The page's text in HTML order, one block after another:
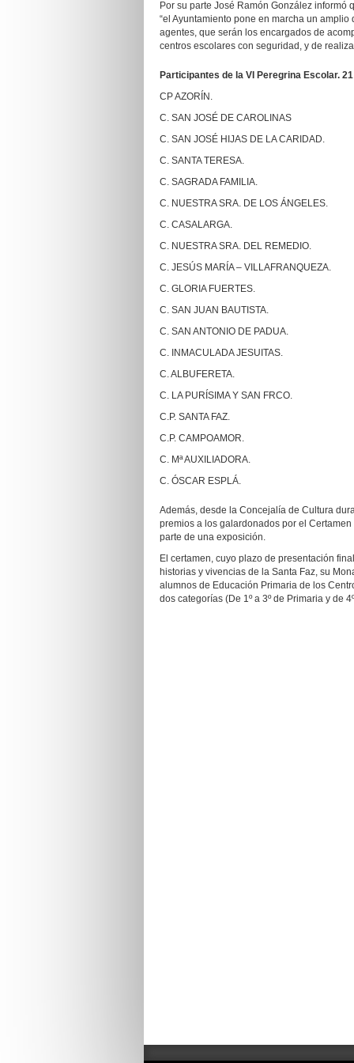
Por su parte José Ramón González
“el Ayuntamiento pone en marcha un
agentes, que serán los encargados de
centros escolares con seguridad, y de
Participantes de la VI Peregrina Escolar.
CP AZORÍN.
C. SAN JOSÉ DE CAROLINAS
C. SAN JOSÉ HIJAS DE LA CARIDAD.
C. SANTA TERESA.
C. SAGRADA FAMILIA.
C. NUESTRA SRA. DE LOS ÁNGELES.
C. CASALARGA.
C. NUESTRA SRA. DEL REMEDIO.
C. JESÚS MARÍA – VILLAFRANQUEZA.
C. GLORIA FUERTES.
C. SAN JUAN BAUTISTA.
C. SAN ANTONIO DE PADUA.
C. INMACULADA JESUITAS.
C. ALBUFERETA.
C. LA PURÍSIMA Y SAN FRCO.
C.P. SANTA FAZ.
C.P. CAMPOAMOR.
C. Mª AUXILIADORA.
C. ÓSCAR ESPLÁ.
Además, desde la Concejalía de Cultura
premios a los galardonados por el
parte de una exposición.
El certamen, cuyo plazo de presentación
historias y vivencias de la Santa Faz, su
alumnos de Educación Primaria de los
dos categorías (De 1º a 3º de Primaria y de